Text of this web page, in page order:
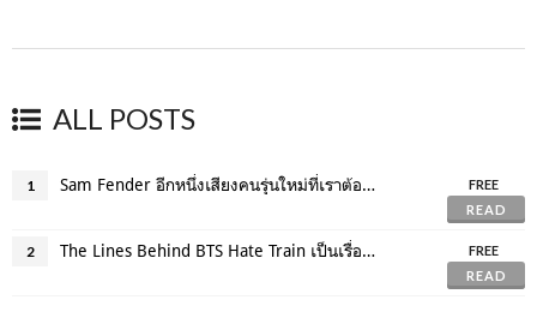
ALL POSTS
1 Sam Fender อีกหนึ่งเสียงคนรุ่นใหม่ที่เราต้องรับฟัง
FREE
READ
2 The Lines Behind BTS Hate Train เป็นเรื่องเท่ที่จะปฏิเสธบอยแบนด์เกาหลี
FREE
READ